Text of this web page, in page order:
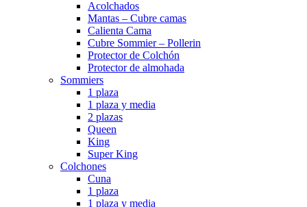
Acolchados
Mantas – Cubre camas
Calienta Cama
Cubre Sommier – Pollerin
Protector de Colchón
Protector de almohada
Sommiers
1 plaza
1 plaza y media
2 plazas
Queen
King
Super King
Colchones
Cuna
1 plaza
1 plaza y media